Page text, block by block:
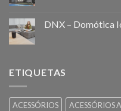
DNX – Domótica
ETIQUETAS
ACESSÓRIOS ACESSÓRIOS